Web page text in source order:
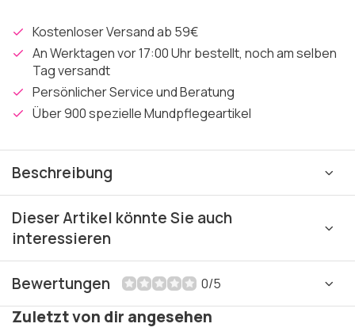
Kostenloser Versand ab 59€
An Werktagen vor 17:00 Uhr bestellt, noch am selben
Tag versandt
Persönlicher Service und Beratung
Über 900 spezielle Mundpflegeartikel
Beschreibung
Dieser Artikel könnte Sie auch
interessieren
Bewertungen 0/5
Zuletzt von dir angesehen